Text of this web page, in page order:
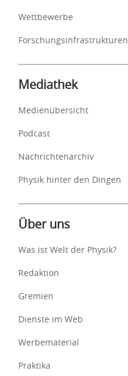
Wettbewerbe
Forschungsinfrastrukturen
Mediathek
Medienübersicht
Podcast
Nachrichtenarchiv
Physik hinter den Dingen
Über uns
Was ist Welt der Physik?
Redaktion
Gremien
Dienste im Web
Werbematerial
Praktika